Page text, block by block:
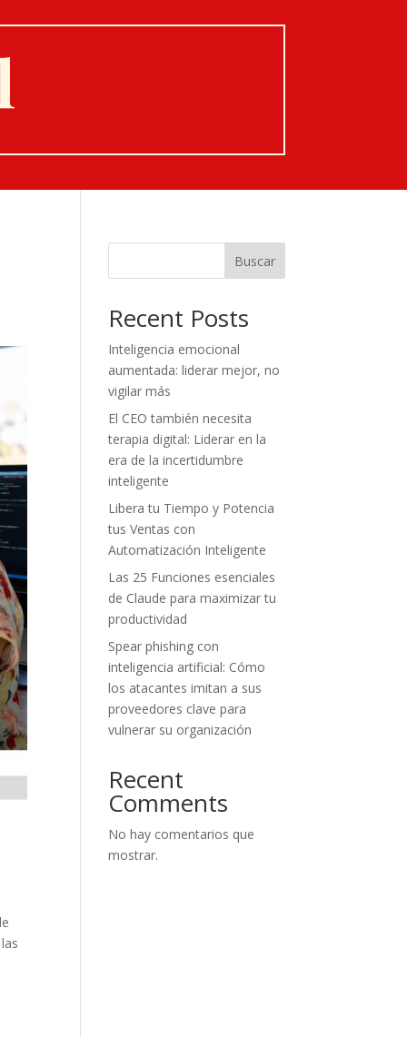
Buscar
Recent Posts
Inteligencia emocional
aumentada: liderar mejor, no
vigilar más
El CEO también necesita
terapia digital: Liderar en la
era de la incertidumbre
inteligente
Libera tu Tiempo y Potencia
tus Ventas con
Automatización Inteligente
Las 25 Funciones esenciales
de Claude para maximizar tu
productividad
Spear phishing con
inteligencia artificial: Cómo
los atacantes imitan a sus
proveedores clave para
vulnerar su organización
Recent
Comments
No hay comentarios que
mostrar.